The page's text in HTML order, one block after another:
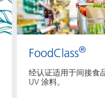
FoodClass®
经认证适用于间接食
UV 涂料。